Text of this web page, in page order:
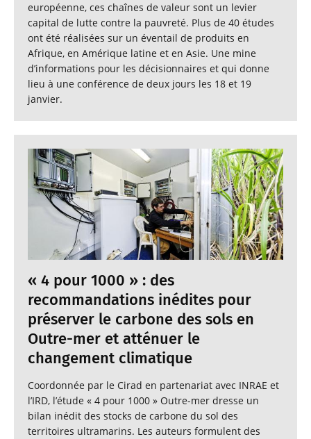
européenne, ces chaînes de valeur sont un levier
capital de lutte contre la pauvreté. Plus de 40 études
ont été réalisées sur un éventail de produits en
Afrique, en Amérique latine et en Asie. Une mine
d’informations pour les décisionnaires et qui donne
lieu à une conférence de deux jours les 18 et 19
janvier.
« 4 pour 1000 » : des
recommandations inédites pour
préserver le carbone des sols en
Outre-mer et atténuer le
changement climatique
Coordonnée par le Cirad en partenariat avec INRAE et
l’IRD, l’étude « 4 pour 1000 » Outre-mer dresse un
bilan inédit des stocks de carbone du sol des
territoires ultramarins. Les auteurs formulent des